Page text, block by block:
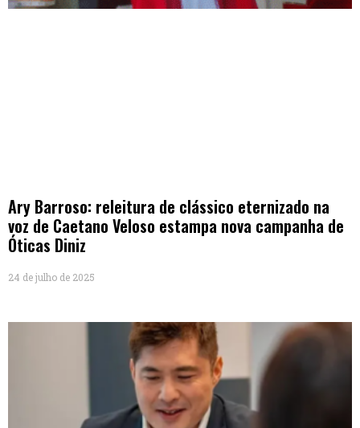
Ary Barroso: releitura de clássico eternizado na
voz de Caetano Veloso estampa nova campanha de
Óticas Diniz
24 de julho de 2025